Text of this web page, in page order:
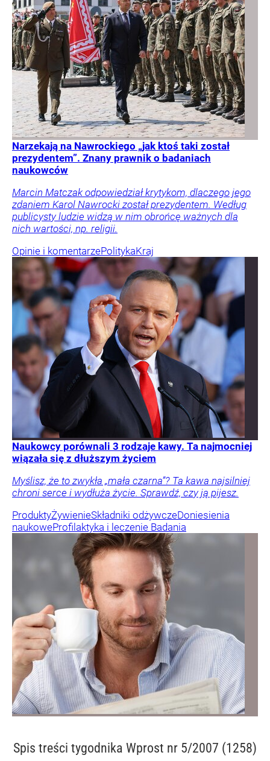
Narzekają na Nawrockiego „jak ktoś taki został
prezydentem”. Znany prawnik o badaniach
naukowców
Marcin Matczak odpowiedział krytykom, dlaczego jego
zdaniem Karol Nawrocki został prezydentem. Według
publicysty ludzie widzą w nim obrońcę ważnych dla
nich wartości, np. religii.
Opinie i komentarzePolitykaKraj
Naukowcy porównali 3 rodzaje kawy. Ta najmocniej
wiązała się z dłuższym życiem
Myślisz, że to zwykła „mała czarna”? Ta kawa najsilniej
chroni serce i wydłuża życie. Sprawdź, czy ją pijesz.
ProduktyŻywienieSkładniki odżywczeDoniesienia
naukoweProfilaktyka i leczenie Badania
Spis treści tygodnika Wprost nr 5/2007 (1258)